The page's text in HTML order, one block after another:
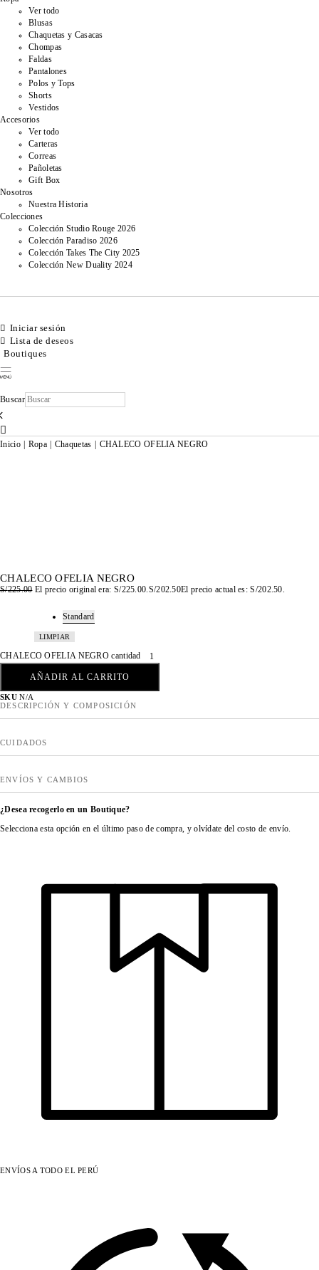
Ver todo
Blusas
Chaquetas y Casacas
Chompas
Faldas
Pantalones
Polos y Tops
Shorts
Vestidos
Accesorios
Ver todo
Carteras
Correas
Pañoletas
Gift Box
Nosotros
Nuestra Historia
Colecciones
Colección Studio Rouge 2026
Colección Paradiso 2026
Colección Takes The City 2025
Colección New Duality 2024
Iniciar sesión
Lista de deseos
Boutiques
Buscar
Inicio Ropa Chaquetas CHALECO OFELIA NEGRO
CHALECO OFELIA NEGRO
S/225.00 El precio original era: S/225.00. S/202.50El precio actual es: S/202.50.
Standard
LIMPIAR
CHALECO OFELIA NEGRO cantidad
AÑADIR AL CARRITO
SKUN/A
DESCRIPCIÓN Y COMPOSICIÓN
CUIDADOS
ENVÍOS Y CAMBIOS
¿Desea recogerlo en un Boutique?
Selecciona esta opción en el último paso de compra, y olvídate del costo de envío.
ENVÍOS A TODO EL PERÚ